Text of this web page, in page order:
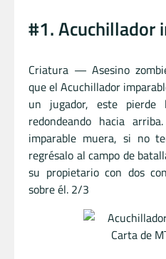
#1. Acuchillador
Criatura — Asesino
que el Acuchillador
un jugador, este
redondeando hacia
imparable muera, si no
regrésalo al campo de
su propietario con dos
sobre él. 2/3